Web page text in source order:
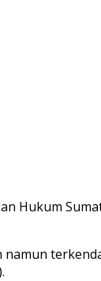
Hukum